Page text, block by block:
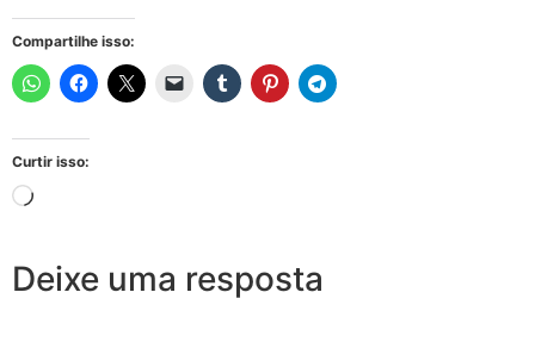
Compartilhe isso:
Curtir isso:
Deixe uma resposta